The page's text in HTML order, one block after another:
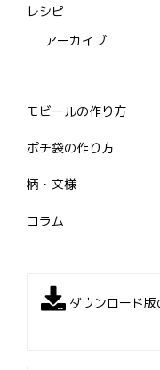
レシピ
アーカイブ
モビールの作り方
ポチ袋の作り方
柄・文様
コラム
ダウンロード版